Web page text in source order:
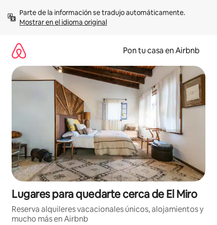
contenidoMostrar en el idioma original
Pon tu casa en Airbnb
Lugares para quedarte cerca de El Miro
Reserva alquileres vacacionales únicos, alojamientos y
mucho más en Airbnb